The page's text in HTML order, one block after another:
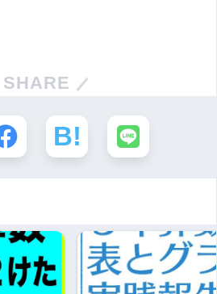
SHARE